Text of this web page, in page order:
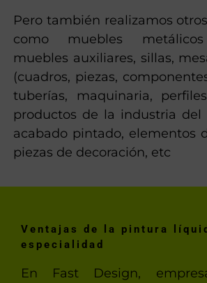
Pero también realizamos
como muebles metálicos
muebles auxiliares, sillas,
(cuadros, piezas,
tuberías, maquinaria,
productos de la industria del
acabado pintado, elementos
piezas de decoración, etc
Ventajas de la pintura
especialidad
En Fast Design,